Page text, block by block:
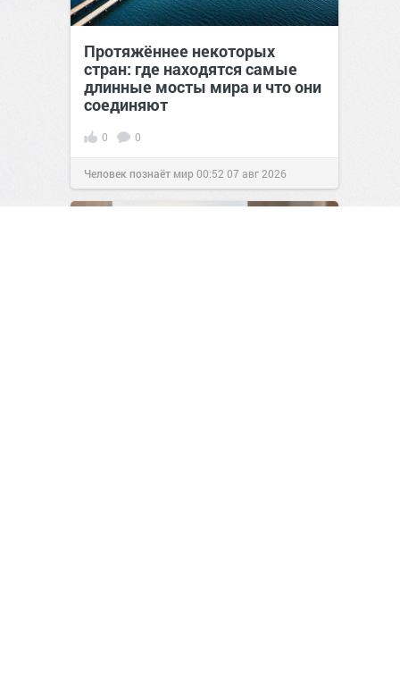
Протяжённее некоторых
стран: где находятся самые
длинные мосты мира и что они
соединяют
0 0
Человек познаёт мир00:52 07 авг 2026